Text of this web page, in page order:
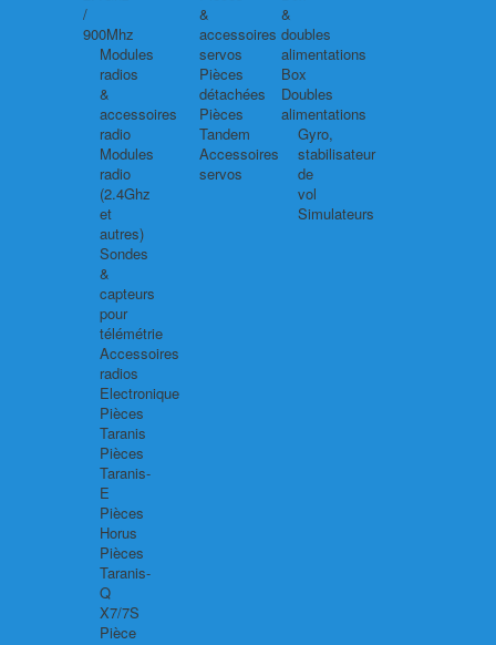
/
900Mhz
Modules
radios
&
accessoires
radio
Modules
radio
(2.4Ghz
et
autres)
Sondes
&
capteurs
pour
télémétrie
Accessoires
radios
Electronique
Pièces
Taranis
Pièces
Taranis-
E
Pièces
Horus
Pièces
Taranis-
Q
X7/7S
Pièce
&
accessoires
servos
Pièces
détachées
Pièces
Tandem
Accessoires
servos
&
doubles
alimentations
Box
Doubles
alimentations
Gyro,
stabilisateur
de
vol
Simulateurs